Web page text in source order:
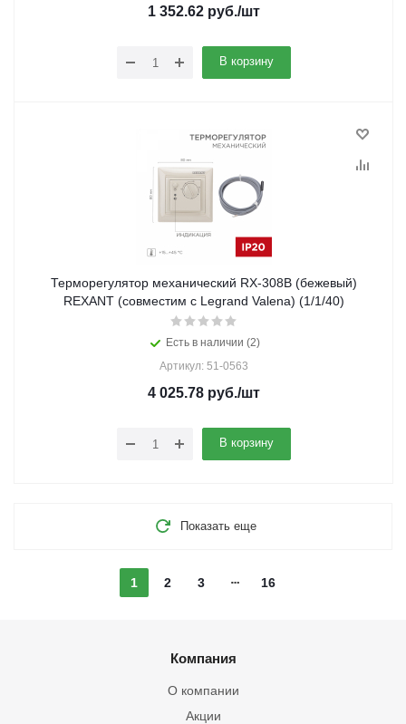
1 352.62 руб./шт
В корзину
Терморегулятор механический RX-308B (бежевый)
REXANT (совместим с Legrand Valena) (1/1/40)
Есть в наличии (2)
Артикул: 51-0563
4 025.78 руб./шт
В корзину
Показать еще
1 2 3 16
Компания
О компании
Акции